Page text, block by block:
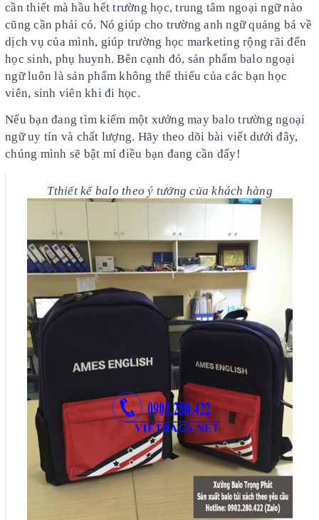
cần thiết mà hầu hết trường học, trung tâm ngoại ngữ nào
cũng cần phải có. Nó giúp cho trường anh ngữ quảng bá về
dịch vụ của mình, giúp trường học marketing rộng rãi đến
học sinh, phụ huynh. Bên cạnh đó, sản phẩm balo ngoại
ngữ luôn là sản phẩm không thể thiếu của các bạn học
viên, sinh viên khi đi học.
Nếu bạn đang tìm kiếm một xưởng may balo trường ngoại
ngữ uy tín và chất lượng. Hãy theo dõi bài viết dưới đây,
chúng mình sẽ bật mí điều bạn đang cần đấy!
Tthiết kế balo theo ý tưởng của khách hàng